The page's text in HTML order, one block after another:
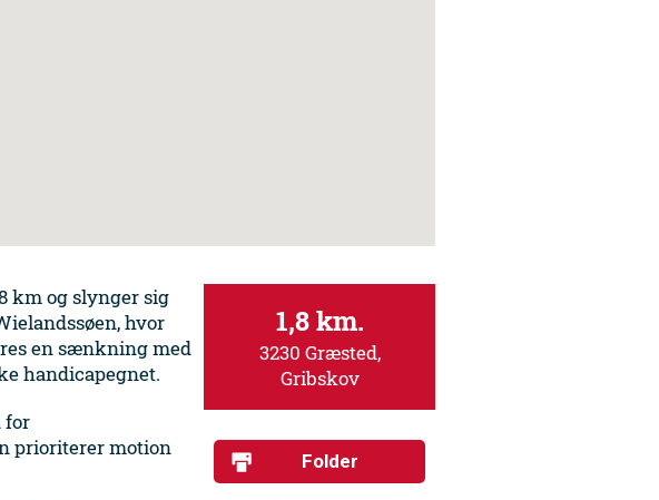
1,8 km.
3230 Græsted,
Gribskov
Folder
km og slynger sig
hvor
en sænkning med
handicapegnet.
for
prioriterer motion